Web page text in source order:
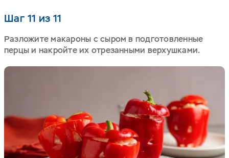
Шаг 11 из 11
Разложите макароны с сыром в подготовленные
перцы и накройте их отрезанными верхушками.